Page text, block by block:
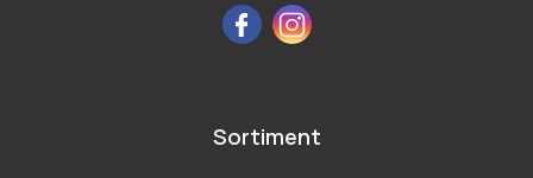
FacebookInstagram
Sortiment